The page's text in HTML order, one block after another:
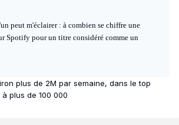
peut m'éclairer : à combien se chiffre une
Spotify pour un titre considéré comme un
plus de 2M par semaine, dans le top
plus de 100 000